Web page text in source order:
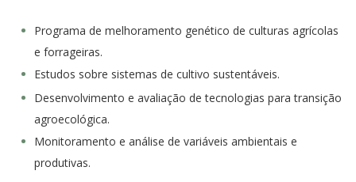
Programa de melhoramento genético de culturas agrícolas
e forrageiras.
Estudos sobre sistemas de cultivo sustentáveis.
Desenvolvimento e avaliação de tecnologias para transição
agroecológica.
Monitoramento e análise de variáveis ambientais e
produtivas.